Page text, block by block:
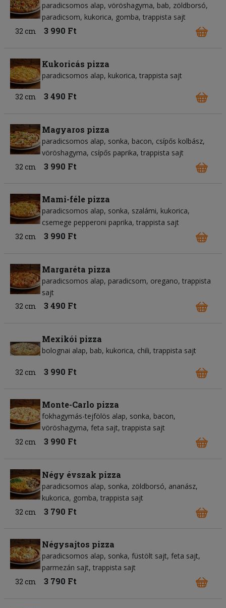
paradicsomos alap vöröshagyma bab zöldborsó
paradicsom kukorica gomba trappista sajt
32 cm
3 990 Ft
Kukoricás pizza
paradicsomos alap kukorica trappista sajt
32 cm 3 490 Ft
Magyaros pizza
paradicsomos alap sonka bacon csípős kolbász
vöröshagyma csípős paprika trappista sajt
32 cm
3 990 Ft
Mami-féle pizza
paradicsomos alap sonka szalámi kukorica
csemege pepperoni paprika trappista sajt
32 cm
3 990 Ft
Margaréta pizza
paradicsomos alap paradicsom oregano trappista
sajt
32 cm
3 490 Ft
Mexikói pizza
bolognai alap bab kukorica chili trappista sajt
32 cm 3 990 Ft
Monte-Carlo pizza
fokhagymás-tejfölös alap sonka bacon
vöröshagyma feta sajt trappista sajt
32 cm
3 990 Ft
Négy évszak pizza
paradicsomos alap sonka zöldborsó ananász
kukorica gomba trappista sajt
32 cm
3 790 Ft
Négysajtos pizza
paradicsomos alap sonka füstölt sajt feta sajt
parmezán sajt trappista sajt
32 cm
3 790 Ft